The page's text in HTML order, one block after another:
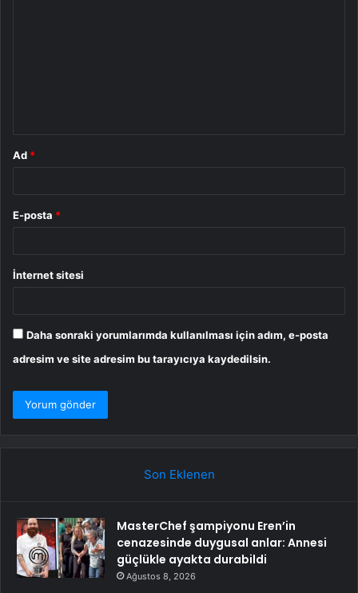
Ad *
E-posta *
İnternet sitesi
Daha sonraki yorumlarımda kullanılması için adım, e-posta
adresim ve site adresim bu tarayıcıya kaydedilsin.
Son Eklenen
MasterChef şampiyonu Eren’in
cenazesinde duygusal anlar: Annesi
güçlükle ayakta durabildi
Ağustos 8, 2026